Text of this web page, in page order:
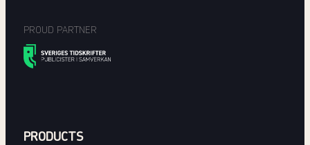
PROUD PARTNER
PRODUCTS